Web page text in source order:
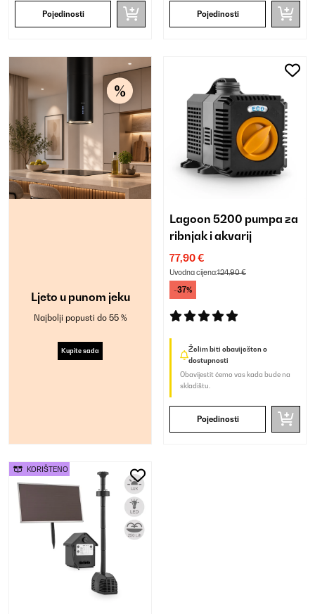
Pojedinosti Pojedinosti
Ljeto u punom jeku
Najbolji popusti do 55 %
Kupite sada
Lagoon 5200 pumpa za
ribnjak i akvarij
77,90 €
Uvodna cijena:124,90 €
-37%
Želim biti obaviješten o
dostupnosti
Obavijestit ćemo vas kada bude na
skladištu.
Pojedinosti
KORIŠTENO